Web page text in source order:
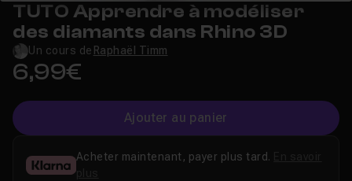
TUTO Apprendre à modéliser
des diamants dans Rhino 3D
Un cours de Raphaël Timm
6,99€
Ajouter au panier
Acheter maintenant, payer plus tard.
plus